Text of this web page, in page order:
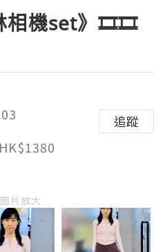
相機set》🎞️🎞️
HK$1380
追蹤
片放大